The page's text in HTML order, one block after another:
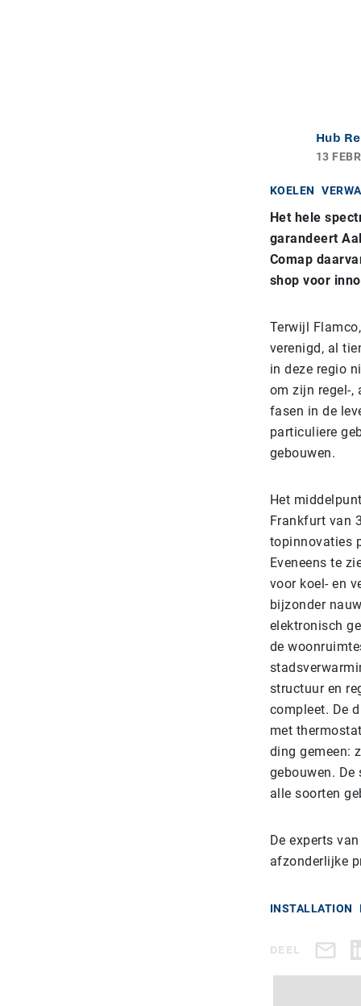
Hub
13
KOELEN
Het hele
garandeert
Comap
shop voor
Terwijl
verenigd, al
in deze regio
om zijn regel-,
fasen in de
particuliere
gebouwen.
Het
Frankfurt van
topinnovaties
Eveneens te
voor koel- en
bijzonder
elektronisch
de
structuur en
compleet. De
met
ding gemeen:
gebouwen.
alle soorten
De experts
afzonderlijke
INSTALLATION
DEEL